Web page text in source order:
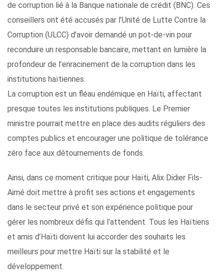
de corruption lié à la Banque nationale de crédit (BNC). Ces
conseillers ont été accusés par l’Unité de Lutte Contre la
Corruption (ULCC) d’avoir demandé un pot-de-vin pour
reconduire un responsable bancaire, mettant en lumière la
profondeur de l’enracinement de la corruption dans les
institutions haïtiennes.
La corruption est un fléau endémique en Haïti, affectant
presque toutes les institutions publiques. Le Premier
ministre pourrait mettre en place des audits réguliers des
comptes publics et encourager une politique de tolérance
zéro face aux détournements de fonds.
Ainsi, dans ce moment critique pour Haïti, Alix Didier Fils-
Aimé doit mettre à profit ses actions et engagements
dans le secteur privé et son expérience politique pour
gérer les nombreux défis qui l’attendent. Tous les Haïtiens
et amis d’Haïti doivent lui accorder des souhaits les
meilleurs pour mettre Haïti sur la stabilité et le
développement.